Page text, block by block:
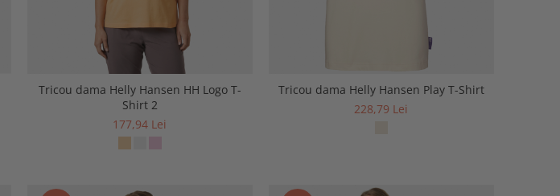
Tricou dama Helly Hansen HH Logo T-
Shirt 2
177,94 Lei
Tricou dama Helly Hansen Play T-Shirt
228,79 Lei